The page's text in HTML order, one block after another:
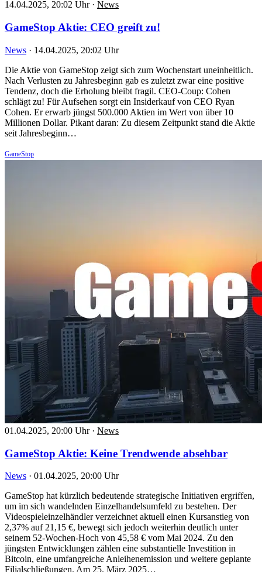
14.04.2025, 20:02 Uhr · News
GameStop Aktie: CEO greift zu!
News · 14.04.2025, 20:02 Uhr
Die Aktie von GameStop zeigt sich zum Wochenstart uneinheitlich.
Nach Verlusten zu Jahresbeginn gab es zuletzt zwar eine positive
Tendenz, doch die Erholung bleibt fragil. CEO-Coup: Cohen
schlägt zu! Für Aufsehen sorgt ein Insiderkauf von CEO Ryan
Cohen. Er erwarb jüngst 500.000 Aktien im Wert von über 10
Millionen Dollar. Pikant daran: Zu diesem Zeitpunkt stand die Aktie
seit Jahresbeginn…
GameStop
01.04.2025, 20:00 Uhr · News
GameStop Aktie: Keine Trendwende absehbar
News · 01.04.2025, 20:00 Uhr
GameStop hat kürzlich bedeutende strategische Initiativen ergriffen,
um im sich wandelnden Einzelhandelsumfeld zu bestehen. Der
Videospieleinzelhändler verzeichnet aktuell einen Kursanstieg von
2,37% auf 21,15 €, bewegt sich jedoch weiterhin deutlich unter
seinem 52-Wochen-Hoch von 45,58 € vom Mai 2024. Zu den
jüngsten Entwicklungen zählen eine substantielle Investition in
Bitcoin, eine umfangreiche Anleihenemission und weitere geplante
Filialschließungen. Am 25. März 2025…